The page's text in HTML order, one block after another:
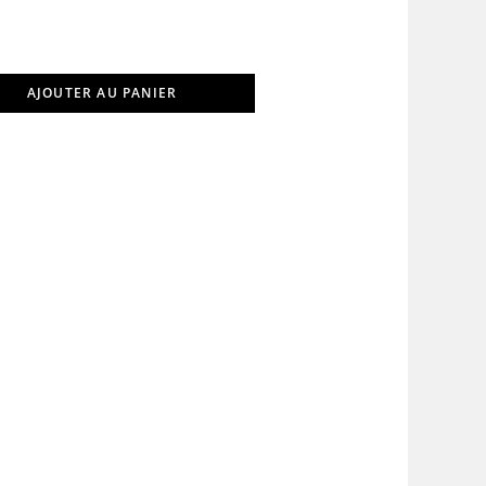
AJOUTER AU PANIER